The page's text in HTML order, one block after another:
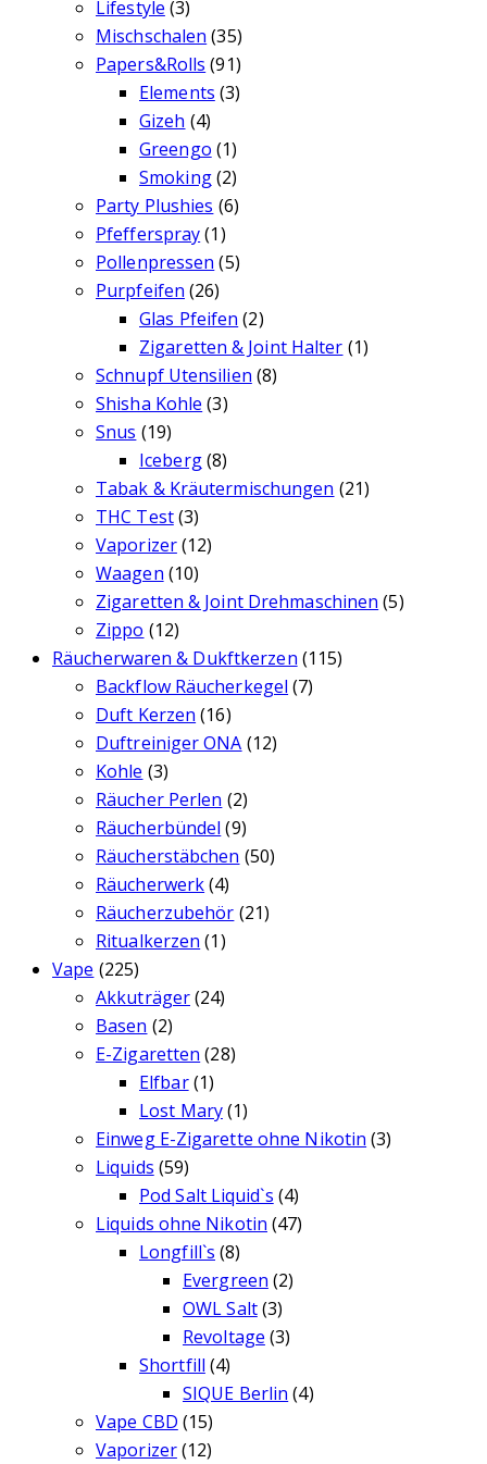
Lifestyle (3)
Mischschalen (35)
Papers&Rolls (91)
Elements (3)
Gizeh (4)
Greengo (1)
Smoking(2)
Party Plushies (6)
Pfefferspray(1)
Pollenpressen (5)
Purpfeifen (26)
Glas Pfeifen (2)
Zigaretten & Joint Halter (1)
Schnupf Utensilien (8)
Shisha Kohle (3)
Snus (19)
Iceberg(8)
Tabak & Kräutermischungen (21)
THC Test(3)
Vaporizer(12)
Waagen (10)
Zigaretten & Joint Drehmaschinen (5)
Zippo (12)
Räucherwaren & Dukftkerzen (115)
Backflow Räucherkegel (7)
Duft Kerzen (16)
Duftreiniger ONA (12)
Kohle (3)
Räucher Perlen (2)
Räucherbündel (9)
Räucherstäbchen (50)
Räucherwerk(4)
Räucherzubehör (21)
Ritualkerzen (1)
Vape (225)
Akkuträger(24)
Basen (2)
E-Zigaretten (28)
Elfbar(1)
Lost Mary(1)
Einweg E-Zigarette ohne Nikotin (3)
Liquids (59)
Pod Salt Liquid`s (4)
Liquids ohne Nikotin (47)
Longfill`s (8)
Evergreen (2)
OWL Salt(3)
Revoltage (3)
Shortfill (4)
SIQUE Berlin (4)
Vape CBD (15)
Vaporizer(12)